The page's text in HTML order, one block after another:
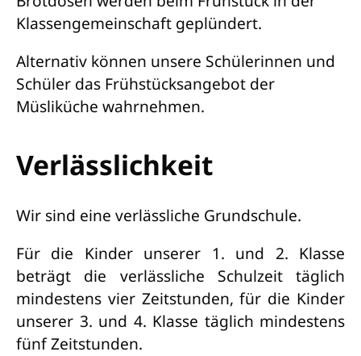
Klassengemeinschaft geplündert.
Alternativ können unsere Schülerinnen und
Schüler das Frühstücksangebot der
Müsliküche wahrnehmen.
Verlässlichkeit
Wir sind eine verlässliche Grundschule.
Für die Kinder unserer 1. und 2. Klasse
beträgt die verlässliche Schulzeit täglich
mindestens vier Zeitstunden, für die Kinder
unserer 3. und 4. Klasse täglich mindestens
fünf Zeitstunden.